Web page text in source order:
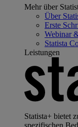
Mehr über
Über
Erste
Webinar
Statista
Leistungen
Statista+ bietet
spezifischen